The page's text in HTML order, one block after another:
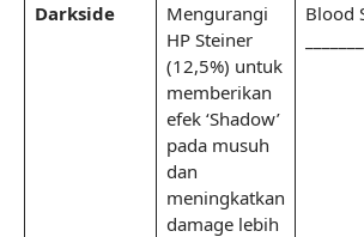
Darkside
Mengurangi
HP Steiner
(12,5%) untuk
memberikan
efek ‘Shadow’
pada musuh
dan
meningkatkan
damage lebih
Blood